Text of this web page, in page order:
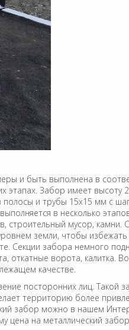
и быть выполнена в
этапах. Забор имеет
полосы и трубы 15х15 мм с
в несколько
строительный мусор, камни.
земли, чтобы избежать
Секции забора немного
откатные ворота, калитка.
качестве.
посторонних лиц. Такой
территорию более
забор можно в нашем
на металлический